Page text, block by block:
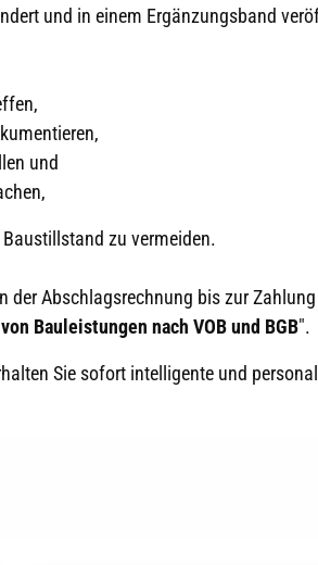
und in einem Ergänzungsband
und
zu vermeiden.
der Abschlagsrechnung bis zur
Bauleistungen nach VOB und BGB".
Sie sofort intelligente und